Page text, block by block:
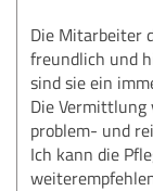
Die Mitarbeiter
freundlich und
sind sie ein
Die Vermittlung
problem- und
Ich kann die